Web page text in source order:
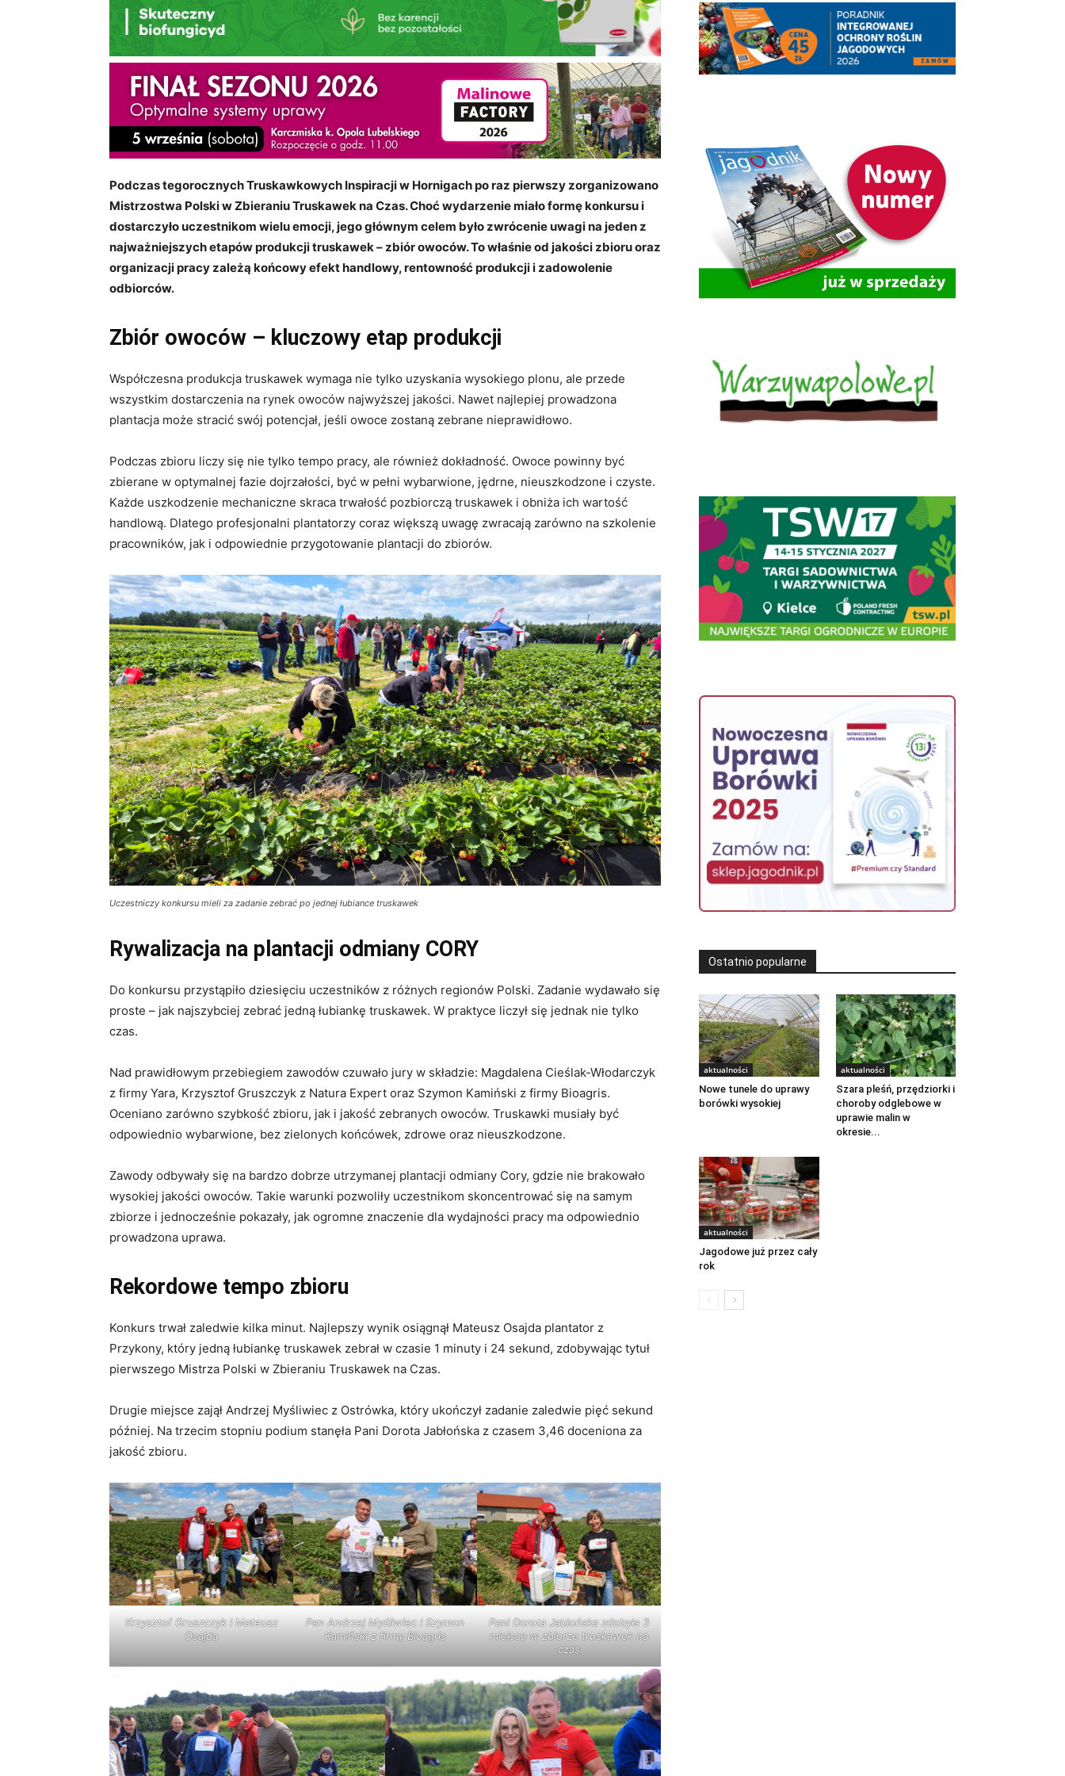
Podczas tegorocznych Truskawkowych Inspiracji w Hornigach po raz pierwszy zorganizowano
Mistrzostwa Polski w Zbieraniu Truskawek na Czas. Choć wydarzenie miało formę konkursu i
dostarczyło uczestnikom wielu emocji, jego głównym celem było zwrócenie uwagi na jeden z
najważniejszych etapów produkcji truskawek – zbiór owoców. To właśnie od jakości zbioru oraz
organizacji pracy zależą końcowy efekt handlowy, rentowność produkcji i zadowolenie
odbiorców.
Zbiór owoców – kluczowy etap produkcji
Współczesna produkcja truskawek wymaga nie tylko uzyskania wysokiego plonu, ale przede
wszystkim dostarczenia na rynek owoców najwyższej jakości. Nawet najlepiej prowadzona
plantacja może stracić swój potencjał, jeśli owoce zostaną zebrane nieprawidłowo.
Podczas zbioru liczy się nie tylko tempo pracy, ale również dokładność. Owoce powinny być
zbierane w optymalnej fazie dojrzałości, być w pełni wybarwione, jędrne, nieuszkodzone i czyste.
Każde uszkodzenie mechaniczne skraca trwałość pozbiorczą truskawek i obniża ich wartość
handlową. Dlatego profesjonalni plantatorzy coraz większą uwagę zwracają zarówno na szkolenie
pracowników, jak i odpowiednie przygotowanie plantacji do zbiorów.
Uczestniczy konkursu mieli za zadanie zebrać po jednej łubiance truskawek
Rywalizacja na plantacji odmiany CORY
Do konkursu przystąpiło dziesięciu uczestników z różnych regionów Polski. Zadanie wydawało się
proste – jak najszybciej zebrać jedną łubiankę truskawek. W praktyce liczył się jednak nie tylko
czas.
Nad prawidłowym przebiegiem zawodów czuwało jury w składzie: Magdalena Cieślak-Włodarczyk
z firmy Yara, Krzysztof Gruszczyk z Natura Expert oraz Szymon Kamiński z firmy Bioagris.
Oceniano zarówno szybkość zbioru, jak i jakość zebranych owoców. Truskawki musiały być
odpowiednio wybarwione, bez zielonych końcówek, zdrowe oraz nieuszkodzone.
Zawody odbywały się na bardzo dobrze utrzymanej plantacji odmiany Cory, gdzie nie brakowało
wysokiej jakości owoców. Takie warunki pozwoliły uczestnikom skoncentrować się na samym
zbiorze i jednocześnie pokazały, jak ogromne znaczenie dla wydajności pracy ma odpowiednio
prowadzona uprawa.
Rekordowe tempo zbioru
Konkurs trwał zaledwie kilka minut. Najlepszy wynik osiągnął Mateusz Osajda plantator z
Przykony, który jedną łubiankę truskawek zebrał w czasie 1 minuty i 24 sekund, zdobywając tytuł
pierwszego Mistrza Polski w Zbieraniu Truskawek na Czas.
Drugie miejsce zajął Andrzej Myśliwiec z Ostrówka, który ukończył zadanie zaledwie pięć sekund
później. Na trzecim stopniu podium stanęła Pani Dorota Jabłońska z czasem 3,46 doceniona za
jakość zbioru.
Krzysztof Gruszczyk i Mateusz
Osajda
Pan Andrzej Myśliwiec i Szymon
Kamiński z firmy Bioagris
Pani Dorota Jabłońska zdobyła 3
miejsce w zbiorze truskawek na
czas
Ostatnio popularne
aktualności
Nowe tunele do uprawy
borówki wysokiej
aktualności
Szara pleśń, przędziorki i
choroby odglebowe w
uprawie malin w
okresie...
aktualności
Jagodowe już przez cały
rok